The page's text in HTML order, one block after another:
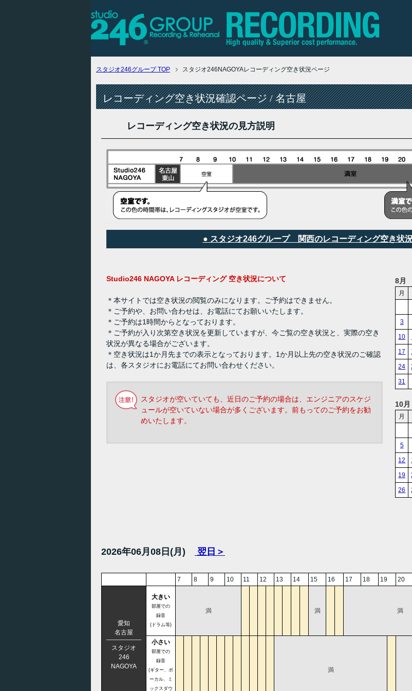
スタジオ246グループTOP スタジオ246NAGOYAレコーディング空き状況ページ
レコーディング空き状況確認ページ / 名古屋
レコーディング空き状況の見方説明
● スタジオ246グループ 関西のレコーディング空き状
Studio246 NAGOYA レコーディング 空き状況について
＊本サイトでは空き状況の閲覧のみになります。ご予約はできません。
＊ご予約や、お問い合わせは、お電話にてお願いいたします。
＊ご予約は1時間からとなっております。
＊ご予約が入り次第空き状況を更新していますが、今ご覧の空き状況と、実際の空き
状況が異なる場合がございます。
＊空き状況は1か月先までの表示となっております。1か月以上先の空き状況のご確認
は、各スタジオにお電話にてお問い合わせください。
スタジオが空いていても、近日のご予約の場合は、エンジニアのスケジ
ュールが空いていない場合が多くございます。前もってのご予約をお勧
めいたします。
8月
月
3
10
17
24
31
10月
月
5
12
19
26
2026年06月08日(月) 翌日＞
7 8 9 10 11 12 13 14 15 16 17 18 19 20
愛知
名古屋
スタジオ
246
NAGOYA
大きい
部屋での
録音
(ドラム等)
満 満 満
小さい
部屋での
録音
(ギター、ボ
ーカル、ミ
ックスダウ
満